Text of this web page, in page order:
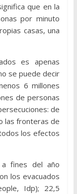
que en la
por minuto
casas, una
es apenas
se puede decir
6 millones
de personas
de
las fronteras de
los efectos
a fines del año
los evacuados
Idp); 22,5